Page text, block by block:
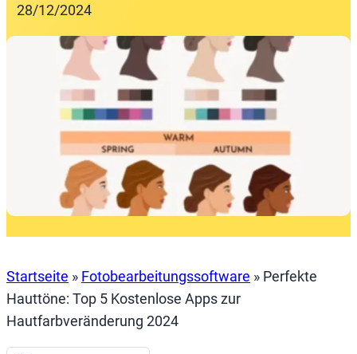
28/12/2024
Startseite » Fotobearbeitungssoftware » Perfekte
Hauttöne: Top 5 Kostenlose Apps zur
Hautfarbveränderung 2024